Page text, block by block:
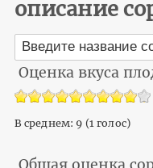
описание
Оценка вкуса
В среднем: 9 (1голос)